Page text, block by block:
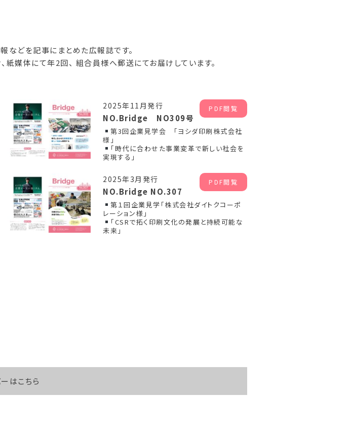
などを記事にまとめた広報誌です。
紙媒体にて年2回、 組合員様へ郵送にてお届けしています。
2025年11月発行
NO.Bridge NO309号
第3回企業見学会 「ヨシダ印刷株式会社
様」
「時代に合わせた事業変革で新しい社会を
実現する」
PDF閲覧
2025年3月発行
NO.Bridge NO.307
第１回企業見学「株式会社ダイトクコーポ
レーション様」
「CSRで拓く印刷文化の発展と持続可能な
未来」
PDF閲覧
はこちら